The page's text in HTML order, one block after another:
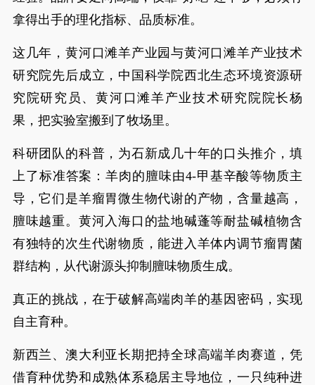
拿得出手的理化指标、品质标准。
这几年，黄河口滩羊产业园与黄河口滩羊产业技术
研究院先后成立，中国科学院西北生态环境资源研
究院研究员、黄河口滩羊产业技术研究院院长杨
果，把实验室搬到了牧场里。
科研团队的科普，为石新成几十年的口头推介，填
上了标准答案：羊肉的膻味由4-甲基辛酸等物质主
导，它们是羊瘤胃微生物代谢的产物，含量越高，
膻味越重。黄河入海口的盐地碱蓬等耐盐碱植物含
有独特的次生代谢物质，能进入羊体内调节瘤胃菌
群结构，从代谢源头抑制膻味物质生成。
真正的挑战，在于破解高端肉羊的基因密码，实现
自主育种。
新西兰、澳大利亚长期把持全球高端羊肉赛道，凭
借育种优势和成熟体系稳居主导地位，一只纯种进